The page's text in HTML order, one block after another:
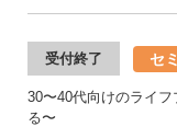
受付終了 セ
30〜40代向けのライ
る〜